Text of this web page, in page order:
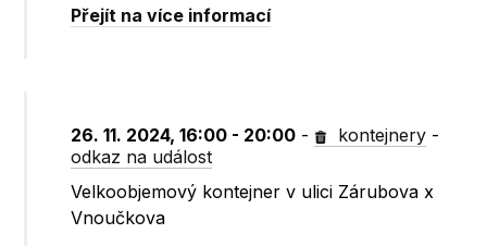
Přejít na více informací
26. 11. 2024, 16:00 - 20:00 - kontejnery -
odkaz na událost
Velkoobjemový kontejner v ulici Zárubova x
Vnoučkova